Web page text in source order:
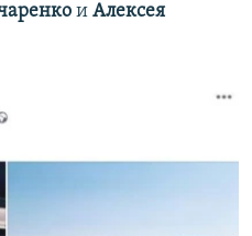
и Алексея